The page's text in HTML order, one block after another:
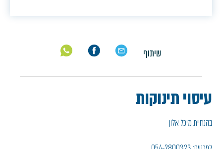
שיתוף
עיסוי תינוקות
בהנחיית מיכל אלון